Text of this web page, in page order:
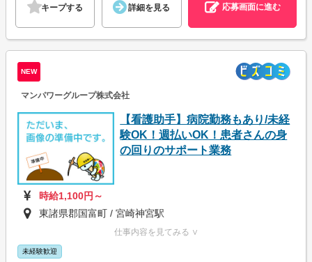
キープする 詳細を見る 応募画面に進む
NEW
マンパワーグループ株式会社
【看護助手】病院勤務もあり/未経
験OK！週払いOK！患者さんの身
の回りのサポート業務
時給1,100円～
東諸県郡国富町 / 宮崎神宮駅
仕事内容を見てみる ∨
未経験歓迎